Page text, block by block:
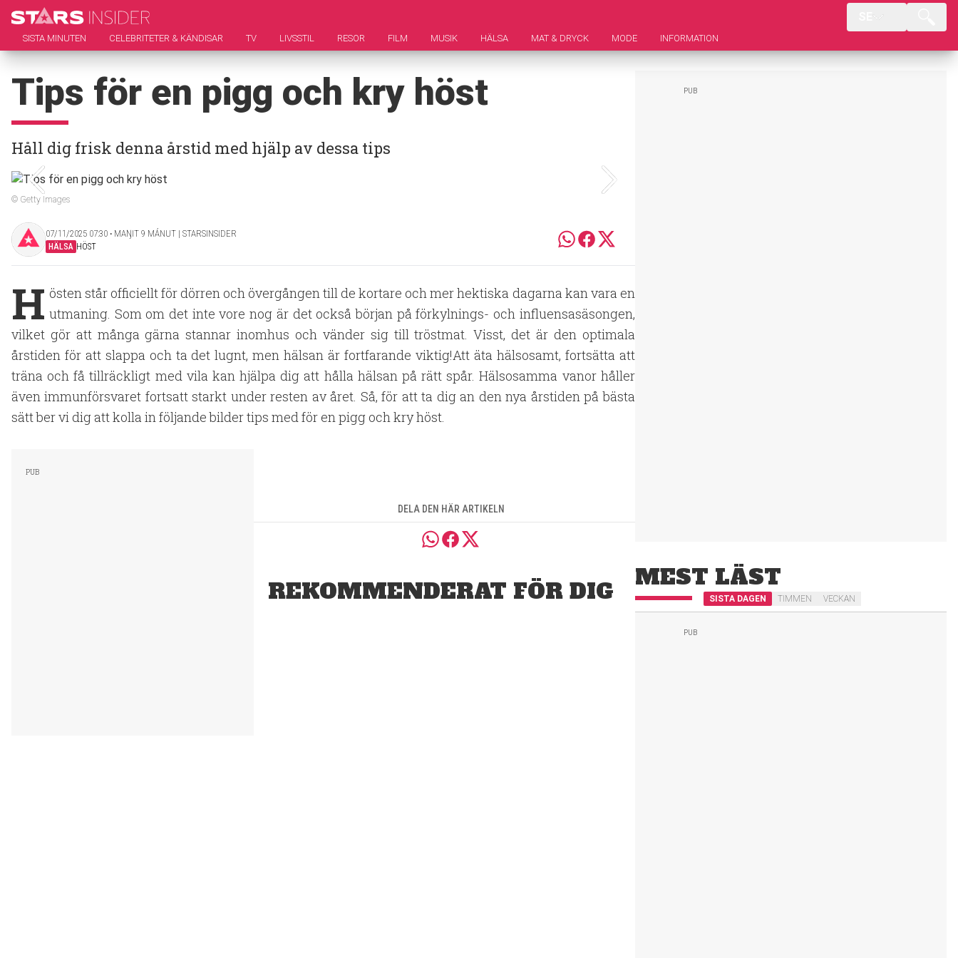
SISTA MINUTEN CELEBRITETER & KÄNDISAR TV LIVSSTIL RESOR FILM MUSIK HÄLSA MAT & DRYCK MODE INFORMATION
Tips för en pigg och kry höst
Håll dig frisk denna årstid med hjälp av dessa tips
© Getty Images
07/11/2025 07:30 ‧ MAŊIT 9 MÁNUT | STARSINSIDER
HÄLSA HÖST
H östen står officiellt för dörren och övergången till de kortare och mer hektiska dagarna kan vara en
utmaning. Som om det inte vore nog är det också början på förkylnings- och influensasäsongen,
vilket gör att många gärna stannar inomhus och vänder sig till tröstmat. Visst, det är den optimala
årstiden för att slappa och ta det lugnt, men hälsan är fortfarande viktig!Att äta hälsosamt, fortsätta att
träna och få tillräckligt med vila kan hjälpa dig att hålla hälsan på rätt spår. Hälsosamma vanor håller
även immunförsvaret fortsatt starkt under resten av året. Så, för att ta dig an den nya årstiden på bästa
sätt ber vi dig att kolla in följande bilder tips med för en pigg och kry höst.
DELA DEN HÄR ARTIKELN
REKOMMENDERAT FÖR DIG MEST LÄST
SISTA DAGEN TIMMEN VECKAN